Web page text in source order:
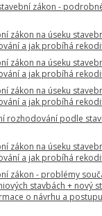
zákon -
zákon na úseku
a jak probíhá
zákon na úseku
a jak probíhá
zákon na úseku
a jak probíhá
rozhodování podle
zákon na úseku
a jak probíhá
zákon - problémy
stavbách + nový
o návrhu a